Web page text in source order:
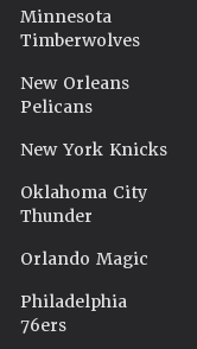
Minnesota
Timberwolves
New Orleans
Pelicans
New York Knicks
Oklahoma City
Thunder
Orlando Magic
Philadelphia
76ers